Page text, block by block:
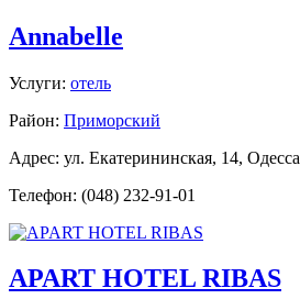
Annabelle
Услуги: отель
Район: Приморский
Адрес: ул. Екатерининская, 14, Одесса
Телефон: (048) 232-91-01
APART HOTEL RIBAS